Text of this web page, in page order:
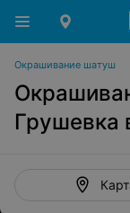
Окрашивание шатуш
Грушевка